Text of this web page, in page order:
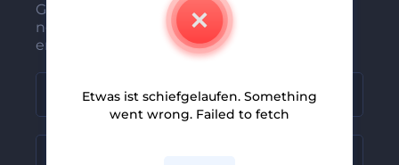
Gehören Sie zu den Ersten, die unsere
neuesten Nachrichten und Angebote
erhalten
Etwas ist schiefgelaufen. Something
went wrong. Failed to fetch